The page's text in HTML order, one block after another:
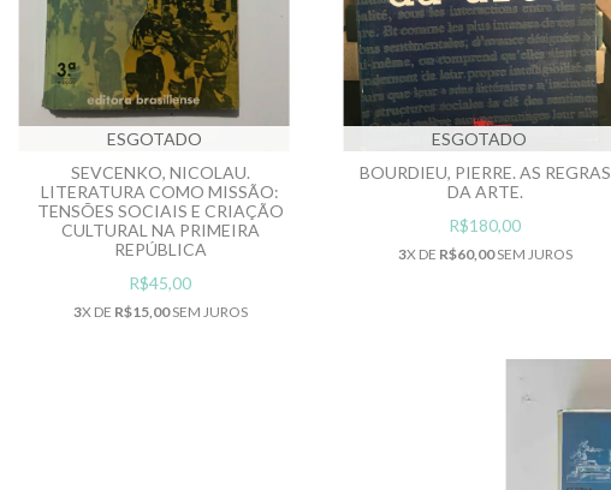
ESGOTADO
SEVCENKO, NICOLAU.
LITERATURA COMO MISSÃO:
TENSÕES SOCIAIS E CRIAÇÃO
CULTURAL NA PRIMEIRA
REPÚBLICA
R$45,00
3X DE R$15,00SEM JUROS
ESGOTADO
BOURDIEU, PIERRE. AS REGRAS
DA ARTE.
R$180,00
3X DE R$60,00SEM JUROS